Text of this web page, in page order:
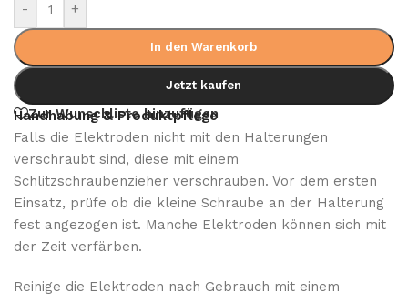
- +
In den Warenkorb
Jetzt kaufen
Zur Wunschliste hinzufügen
Handhabung & Produktpflege
Falls die Elektroden nicht mit den Halterungen
verschraubt sind, diese mit einem
Schlitzschraubenzieher verschrauben. Vor dem ersten
Einsatz, prüfe ob die kleine Schraube an der Halterung
fest angezogen ist. Manche Elektroden können sich mit
der Zeit verfärben.
Reinige die Elektroden nach Gebrauch mit einem